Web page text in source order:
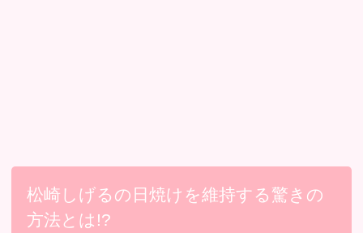
松崎しげるの日焼けを維持する驚きの
方法とは!?